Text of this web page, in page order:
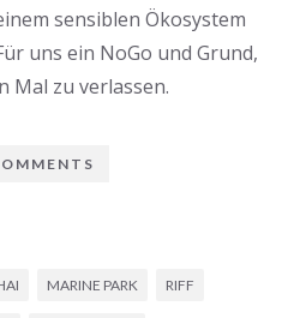
sensiblen Ökosystem
uns ein NoGo und Grund,
Mal zu verlassen.
MARINE PARK RIFF